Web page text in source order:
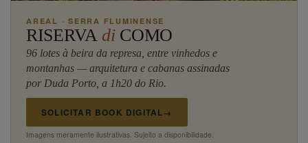
AREAL · SERRA FLUMINENSE
RISERVA diCOMO
96 lotes à beira da represa, entre vinhedos e
montanhas — arquitetura e cabanas assinadas
por Duda Porto, a 1h20 do Rio.
SOLICITAR BOOK DIGITAL→
Imagens meramente ilustrativas. Sujeito a disponibilidade.